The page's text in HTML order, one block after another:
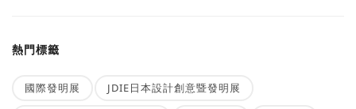
熱門標籤
國際發明展 JDIE日本設計創意暨發明展